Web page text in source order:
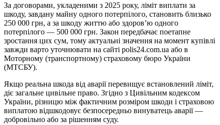
За договорами, укладеними з 2025 року, ліміт виплати за
шкоду, завдану майну одного потерпілого, становить близько
250 000 грн, а за шкоду життю або здоров’ю одного
потерпілого — 500 000 грн. Закон передбачає поетапне
зростання цих сум, тому актуальні значення на момент купівлі
завжди варто уточнювати на сайті polis24.com.ua або в
Моторному (транспортному) страховому бюро України
(МТСБУ).
Якщо реальна шкода від аварії перевищує встановлений ліміт,
діє загальне цивільне право. Згідно з Цивільним кодексом
України, різницю між фактичним розміром шкоди і страховою
виплатою відшкодовує безпосередньо винуватець аварії —
добровільно або за рішенням суду.